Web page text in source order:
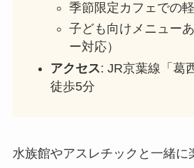
季節限定カフェでの
子ども向けメニュー
ー対応）
アクセス: JR京葉線「葛
徒歩5分
水族館やアスレチックと一緒に